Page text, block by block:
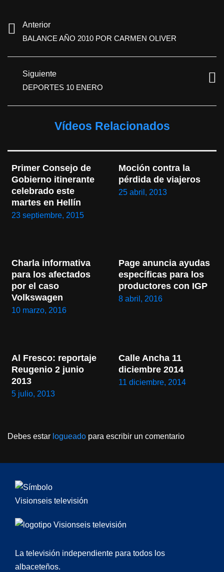
Anterior
BALANCE AÑO 2010 POR CARMEN OLIVER
Siguiente
DEPORTES 10 ENERO
Vídeos Relacionados
Primer Consejo de
Gobierno itinerante
celebrado este
martes en Hellín
23 septiembre, 2015
Moción contra la
pérdida de viajeros
25 abril, 2013
Charla informativa
para los afectados
por el caso
Volkswagen
10 marzo, 2016
Page anuncia ayudas
específicas para los
productores con IGP
8 abril, 2016
Al Fresco: reportaje
Reugenio 2 junio
2013
5 julio, 2013
Calle Ancha 11
diciembre 2014
11 diciembre, 2014
Debes estar logueado para escribir un comentario
La televisión independiente para todos los
albaceteños.